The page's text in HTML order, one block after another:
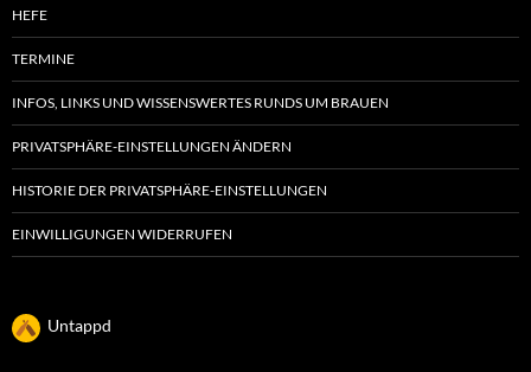
HEFE
TERMINE
INFOS, LINKS UND WISSENSWERTES RUNDS UM BRAUEN
PRIVATSPHÄRE-EINSTELLUNGEN ÄNDERN
HISTORIE DER PRIVATSPHÄRE-EINSTELLUNGEN
EINWILLIGUNGEN WIDERRUFEN
Untappd